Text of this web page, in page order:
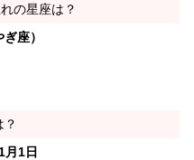
の星座は？
座）
？
月1日